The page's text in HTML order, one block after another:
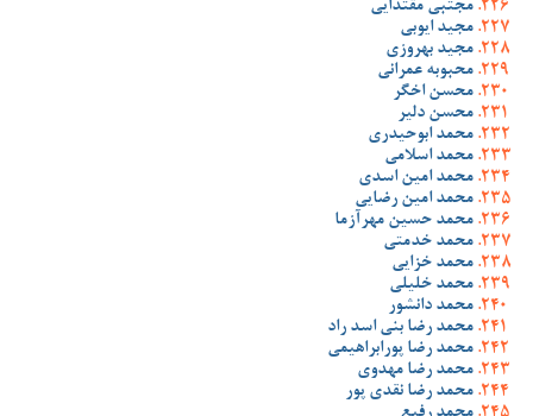
مجتبی مقتدایی
مجید ایوبی
مجید بهروزی
محبوبه عمرانی
محسن اخگر
محسن دلیر
محمد ابوحیدری
محمد اسلامی
محمد امین اسدی
محمد امین رضایی
محمد حسین مهرآزما
محمد خدمتی
محمد خزایی
محمد خلیلی
محمد دانشور
محمد رضا بنی اسد راد
محمد رضا پورابراهیمی
محمد رضا مهدوی
محمد رضا نقدی پور